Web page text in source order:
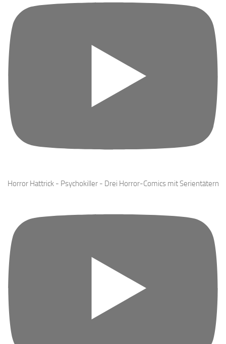
Horror Hattrick - Psychokiller - Drei Horror-Comics mit Serientätern